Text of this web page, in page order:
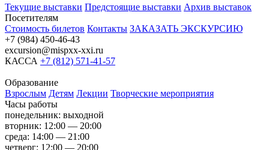
Текущие выставки Предстоящие выставки Архив выставок
Посетителям
Стоимость билетов Контакты ЗАКАЗАТЬ ЭКСКУРСИЮ
+7 (984) 450-46-43
excursion@mispxx-xxi.ru
КАССА +7 (812) 571-41-57
Образование
Взрослым Детям Лекции Творческие мероприятия
Часы работы
понедельник: выходной
вторник: 12:00 — 20:00
среда: 14:00 — 21:00
четверг: 12:00 — 20:00